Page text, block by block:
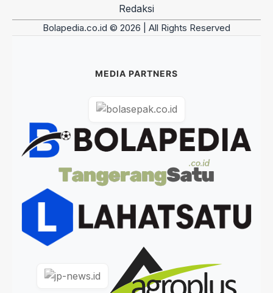
Redaksi
Bolapedia.co.id © 2026 | All Rights Reserved
MEDIA PARTNERS